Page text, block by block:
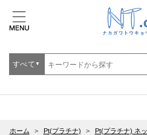
すべて ▼
ホーム > Pt(プラチナ) > Pt(プラチナ) ネ